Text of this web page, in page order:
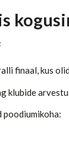
finaal, kus
klubide
poodiumikoha: